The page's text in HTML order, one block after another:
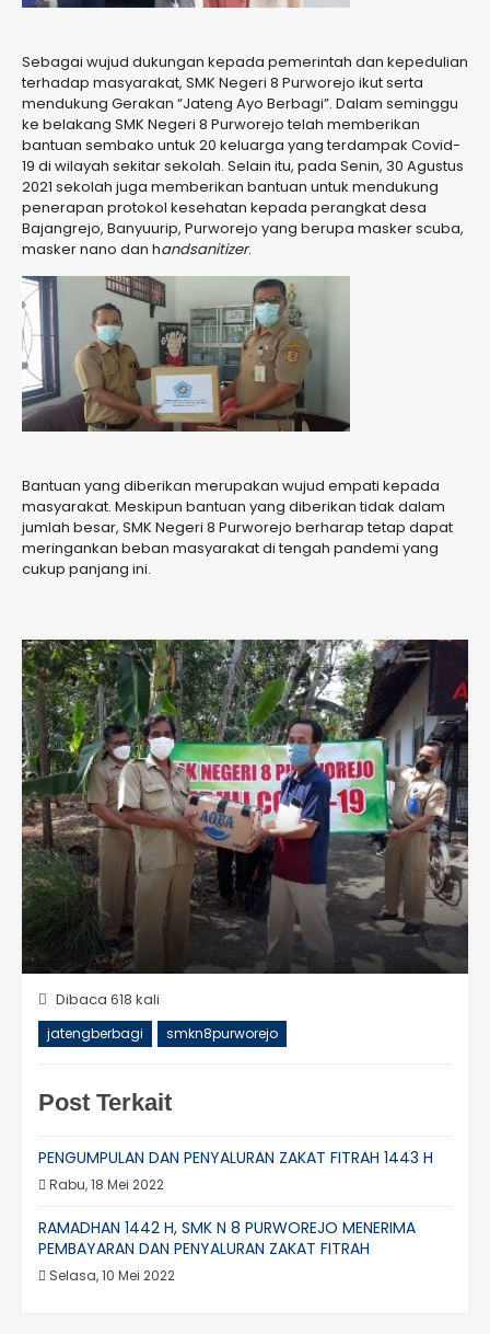
Sebagai wujud dukungan kepada pemerintah dan kepedulian
terhadap masyarakat, SMK Negeri 8 Purworejo ikut serta
mendukung Gerakan “Jateng Ayo Berbagi”. Dalam seminggu
ke belakang SMK Negeri 8 Purworejo telah memberikan
bantuan sembako untuk 20 keluarga yang terdampak Covid-
19 di wilayah sekitar sekolah. Selain itu, pada Senin, 30 Agustus
2021 sekolah juga memberikan bantuan untuk mendukung
penerapan protokol kesehatan kepada perangkat desa
Bajangrejo, Banyuurip, Purworejo yang berupa masker scuba,
masker nano dan handsanitizer.
Bantuan yang diberikan merupakan wujud empati kepada
masyarakat. Meskipun bantuan yang diberikan tidak dalam
jumlah besar, SMK Negeri 8 Purworejo berharap tetap dapat
meringankan beban masyarakat di tengah pandemi yang
cukup panjang ini.
Dibaca 618 kali
jatengberbagi smkn8purworejo
Post Terkait
PENGUMPULAN DAN PENYALURAN ZAKAT FITRAH 1443 H
Rabu, 18 Mei 2022
RAMADHAN 1442 H, SMK N 8 PURWOREJO MENERIMA
PEMBAYARAN DAN PENYALURAN ZAKAT FITRAH
Selasa, 10 Mei 2022